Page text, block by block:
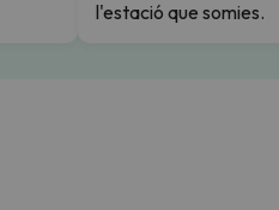
l'estació que somies.